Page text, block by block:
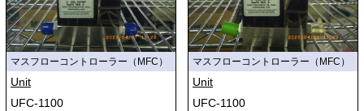
マスフローコントローラー（MFC）
Unit
UFC-1100
マスフローコントローラー（MFC）
Unit
UFC-1100